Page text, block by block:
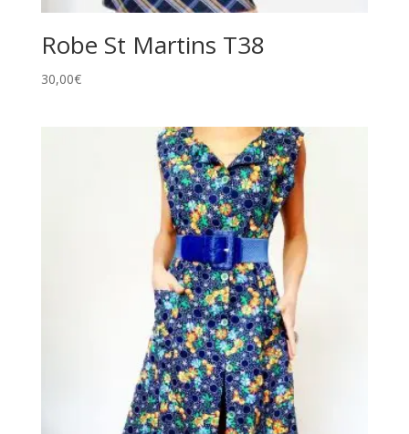
Robe St Martins T38
30,00€